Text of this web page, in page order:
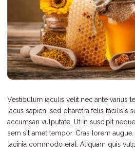
Vestibulum iaculis velit nec ante varius
lacus sapien, sed pharetra felis facilisis
accumsan vulputate. Ut in suscipit
sem sit amet tempor. Cras lorem augue,
lacinia commodo erat. Aliquam quis